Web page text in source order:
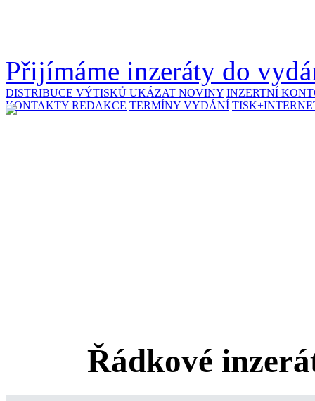
Přijímáme inzeráty do
DISTRIBUCE VÝTISKŮ UKÁZAT NOVINY INZERTNÍ
KONTAKTY REDAKCE TERMÍNY VYDÁNÍ
Řádkové